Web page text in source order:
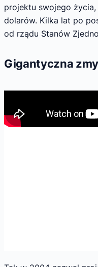
projektu swojego
dolarów. Kilka lat po
od rządu Stanów
Gigantyczna